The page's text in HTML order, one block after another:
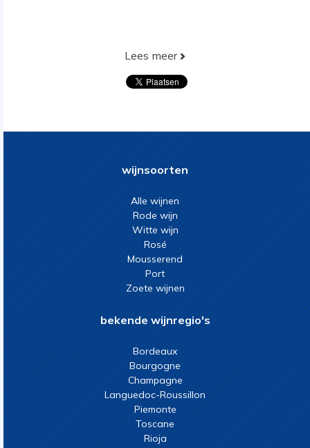
Lees meer
wijnsoorten
Alle wijnen
Rode wijn
Witte wijn
Rosé
Mousserend
Port
Zoete wijnen
bekende wijnregio's
Bordeaux
Bourgogne
Champagne
Languedoc-Roussillon
Piemonte
Toscane
Rioja